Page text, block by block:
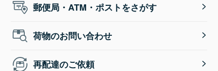
郵便局・ATM・ポストをさがす
荷物のお問い合わせ
再配達のご依頼